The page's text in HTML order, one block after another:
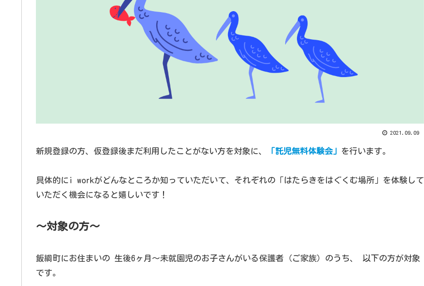
2021.09.09
新規登録の方、仮登録後まだ利用したことがない方を対象に、 「託児無料体験会」 を行います。
具体的にi workがどんなところか知っていただいて、それぞれの「はたらきをはぐくむ場所」を体験して
いただく機会になると嬉しいです！
～対象の方～
飯綱町にお住まいの 生後6ヶ月～未就園児のお子さんがいる保護者（ご家族）のうち、 以下の方が対象
です。